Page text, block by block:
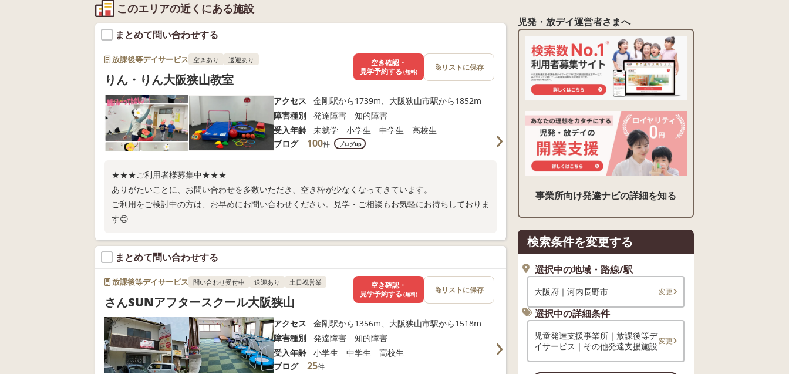
このエリアの近くにある施設
まとめて問い合わせする
放課後等デイサービス 空きあり 送迎あり
りん・りん大阪狭山教室
アクセス
金剛駅から1739m、大阪狭山市駅から1852m
障害種別
発達障害 知的障害
受入年齢
未就学 小学生 中学生 高校生
ブログ
100件 ブログup
★★★ご利用者様募集中★★★
ありがたいことに、お問い合わせを多数いただき、空き枠が少なくなってきています。
ご利用をご検討中の方は、お早めにお問い合わせください。見学・ご相談もお気軽にお待ちしておりま
す😊
空き確認・
見学予約する (無料) リストに保存
まとめて問い合わせする
放課後等デイサービス 問い合わせ受付中 送迎あり 土日祝営業
さんSUNアフタースクール大阪狭山
アクセス
金剛駅から1356m、大阪狭山市駅から1518m
障害種別
発達障害 知的障害
受入年齢
小学生 中学生 高校生
ブログ
25件
空き確認・
見学予約する (無料) リストに保存
児発・放デイ運営者さまへ
事業所向け発達ナビの詳細を知る
検索条件を変更する
選択中の地域・路線/駅
大阪府｜河内長野市 変更
選択中の詳細条件
児童発達支援事業所｜放課後等デ
イサービス｜その他発達支援施設変更